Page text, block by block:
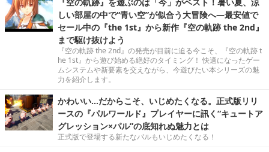
『空の軌跡』を遊ぶのは「今」がベスト！暑い夏、涼
しい部屋の中で“青い空”が似合う大冒険へ―最安値で
セール中の『the 1st』から新作『空の軌跡 the 2nd』
まで駆け抜けよう
『空の軌跡 the 2nd』の発売が目前に迫る今こそ、『空の軌跡 t
he 1st』から遊び始める絶好のタイミング！ 快適になったゲー
ムシステムや新要素を交えながら、今遊びたい本シリーズの魅
力を紹介します。
かわいい…だからこそ、いじめたくなる。正式版リリ
ースの『パルワールド』プレイヤーに訊く“キュートア
グレッション×パル”の底知れぬ魅力とは
正式版で登場する新たなパルもいじめたくなる！